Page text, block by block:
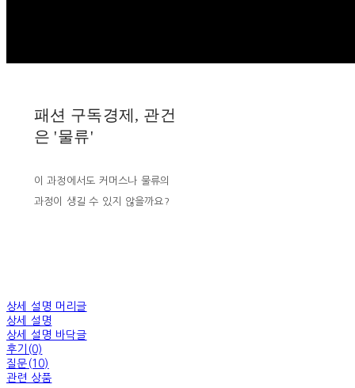
패션 구독경제, 관건
은 '물류'
이 과정에서도 커머스나 물류의
과정이 생길 수 있지 않을까요?
상세 설명 머리글
상세 설명
상세 설명 바닥글
후기(0)
질문(10)
관련 상품